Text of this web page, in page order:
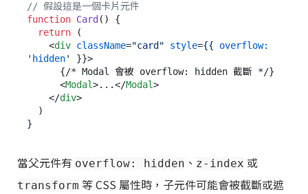
// 假設這是一個卡片元件
function Card ( ) {
return (
<div className="card" style={{
overflow:
' hidden' }}>
<Modal>...</Modal>
</div>
當父元件有 overflow: hidden 、 z-index 或
transform 等 CSS 屬性時，子元件可能會被截斷或遮